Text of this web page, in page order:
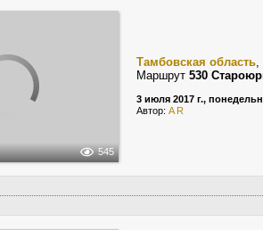
545
Тамбовская область,
Маршрут 530
3 июля 2017 г.,
Автор: A R